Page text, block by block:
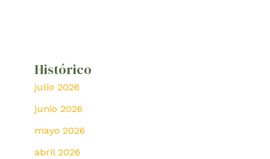
Histórico
julio 2026
junio 2026
mayo 2026
abril 2026